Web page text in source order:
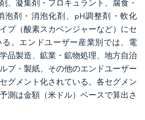
、凝集剤・フロキュラント、腐食・
泡剤・消泡化剤、pH調整剤・軟化
プ（酸素スカベンジャーなど）にセ
。エンドユーザー産業別では、電
品製造、鉱業・鉱物処理、地方自治
プ・製紙、その他のエンドユーザー
グメント化されている。各セグメン
測は金額（米ドル）ベースで算出さ